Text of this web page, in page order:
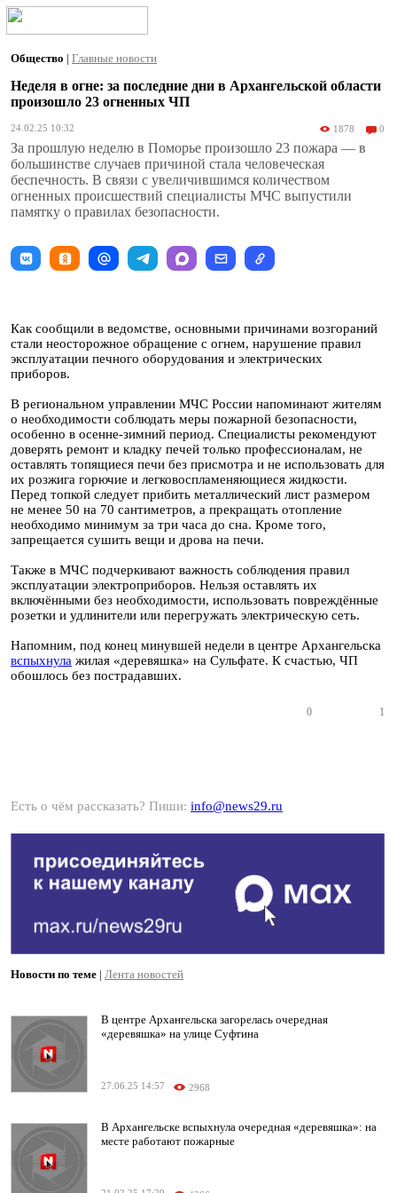
Общество | Главные новости
Неделя в огне: за последние дни в Архангельской области
произошло 23 огненных ЧП
24.02.25 10:32 1878 0
За прошлую неделю в Поморье произошло 23 пожара — в
большинстве случаев причиной стала человеческая
беспечность. В связи с увеличившимся количеством
огненных происшествий специалисты МЧС выпустили
памятку о правилах безопасности.
Как сообщили в ведомстве, основными причинами возгораний
стали неосторожное обращение с огнем, нарушение правил
эксплуатации печного оборудования и электрических
приборов.
В региональном управлении МЧС России напоминают жителям
о необходимости соблюдать меры пожарной безопасности,
особенно в осенне-зимний период. Специалисты рекомендуют
доверять ремонт и кладку печей только профессионалам, не
оставлять топящиеся печи без присмотра и не использовать для
их розжига горючие и легковоспламеняющиеся жидкости.
Перед топкой следует прибить металлический лист размером
не менее 50 на 70 сантиметров, а прекращать отопление
необходимо минимум за три часа до сна. Кроме того,
запрещается сушить вещи и дрова на печи.
Также в МЧС подчеркивают важность соблюдения правил
эксплуатации электроприборов. Нельзя оставлять их
включёнными без необходимости, использовать повреждённые
розетки и удлинители или перегружать электрическую сеть.
Напомним, под конец минувшей недели в центре Архангельска
вспыхнула жилая «деревяшка» на Сульфате. К счастью, ЧП
обошлось без пострадавших.
0 1
Есть о чём рассказать? Пиши: info@news29.ru
Новости по теме | Лента новостей
В центре Архангельска загорелась очередная
«деревяшка» на улице Суфтина
27.06.25 14:57 2968
В Архангельске вспыхнула очередная «деревяшка»: на
месте работают пожарные